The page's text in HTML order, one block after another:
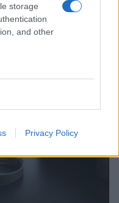
storage
and other
Privacy Policy
eleganti per